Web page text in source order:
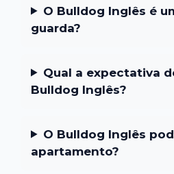
O Bulldog Inglês é
guarda?
Qual a expectativa
Bulldog Inglês?
O Bulldog Inglês
apartamento?